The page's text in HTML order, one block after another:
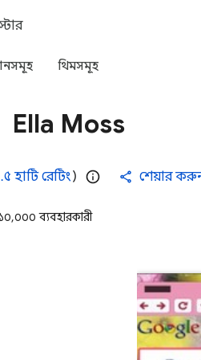
থিমসমূহ
Ella Moss
হাটি রেটিং) শেয়ার
ব্যবহারকারী